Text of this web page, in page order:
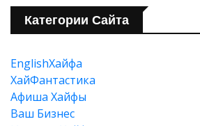
Категории Сайта
EnglishХайфа
XайФантастика
Афиша Хайфы
Ваш Бизнес